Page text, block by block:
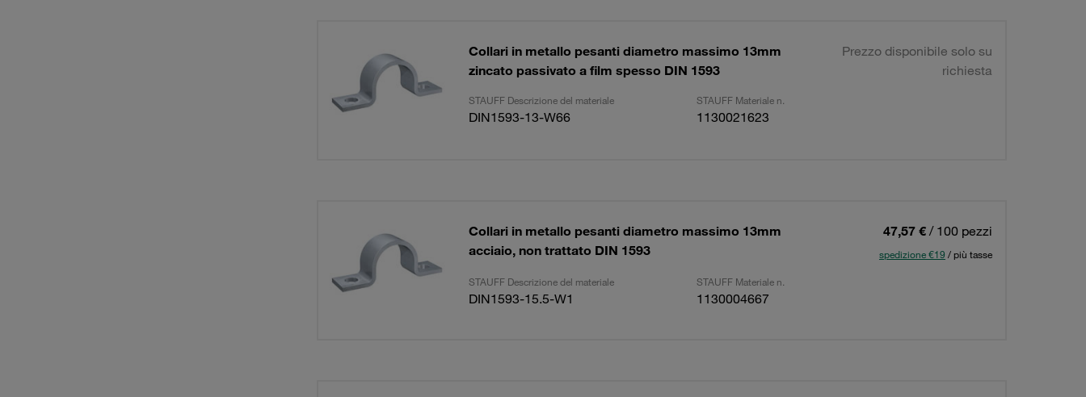
Collari in metallo pesanti diametro massimo 13mm
zincato passivato a film spesso DIN 1593
Prezzo disponibile solo su
richiesta
STAUFF Descrizione del materiale STAUFF Materiale n.
DIN1593-13-W66 1130021623
Collari in metallo pesanti diametro massimo 13mm
acciaio, non trattato DIN 1593
47,57 € / 100 pezzi
spedizione €19 / più tasse
STAUFF Descrizione del materiale STAUFF Materiale n.
DIN1593-15.5-W1 1130004667